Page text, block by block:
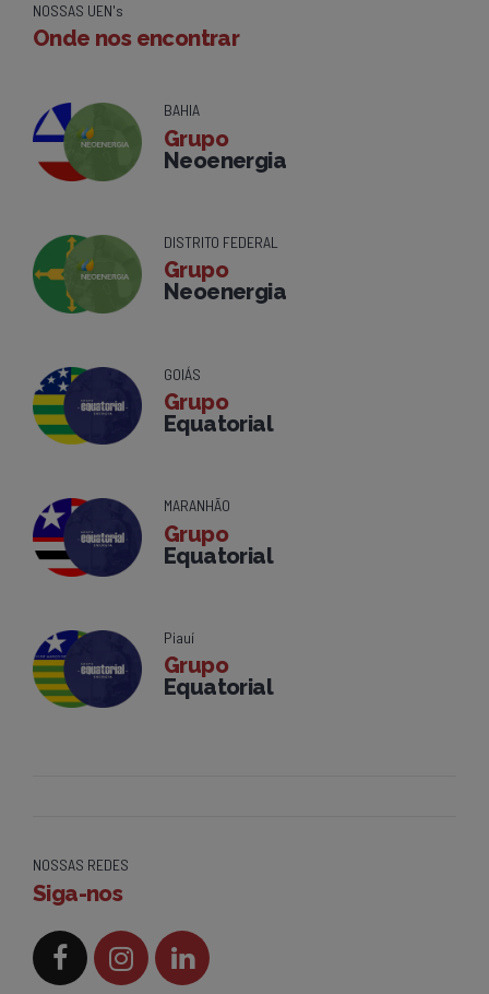
NOSSAS UEN's
Onde nos encontrar
BAHIA
Grupo
Neoenergia
DISTRITO FEDERAL
Grupo
Neoenergia
GOIÁS
Grupo
Equatorial
MARANHÃO
Grupo
Equatorial
Piauí
Grupo
Equatorial
NOSSAS REDES
Siga-nos